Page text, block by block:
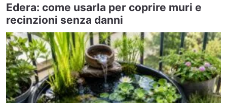
Edera: come usarla per coprire muri e
recinzioni senza danni